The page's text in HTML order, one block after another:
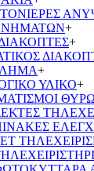
+
+
+
ΥΛΙΚΟ+